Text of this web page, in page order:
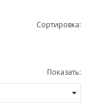
Сортировка:
Показать: